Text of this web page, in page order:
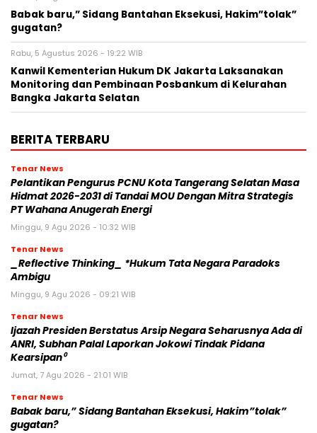
Babak baru,” Sidang Bantahan Eksekusi, Hakim”tolak”
gugatan?
Rabu, 5 Agustus 2026 - 19:22 WIB
Kanwil Kementerian Hukum DK Jakarta Laksanakan
Monitoring dan Pembinaan Posbankum di Kelurahan
Bangka Jakarta Selatan
BERITA TERBARU
Tenar News
Pelantikan Pengurus PCNU Kota Tangerang Selatan Masa
Hidmat 2026-2031 di Tandai MOU Dengan Mitra Strategis
PT Wahana Anugerah Energi
Minggu, 9 Agu 2026 - 10:32 WIB
Tenar News
_Reflective Thinking_ *Hukum Tata Negara Paradoks
Ambigu
Minggu, 9 Agu 2026 - 09:21 WIB
Tenar News
Ijazah Presiden Berstatus Arsip Negara Seharusnya Ada di
ANRI, Subhan Palal Laporkan Jokowi Tindak Pidana
Kearsipan⁰
Jumat, 7 Agu 2026 - 21:01 WIB
Tenar News
Babak baru,” Sidang Bantahan Eksekusi, Hakim”tolak”
gugatan?